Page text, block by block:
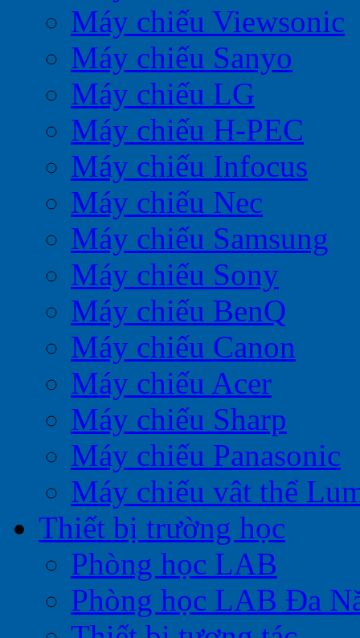
Máy chiếu Viewsonic
Máy chiếu Sanyo
Máy chiếu LG
Máy chiếu H-PEC
Máy chiếu Infocus
Máy chiếu Nec
Máy chiếu Samsung
Máy chiếu Sony
Máy chiếu BenQ
Máy chiếu Canon
Máy chiếu Acer
Máy chiếu Sharp
Máy chiếu Panasonic
Máy chiếu vât thể
Thiết bị trường học
Phòng học LAB
Phòng học LAB Đa